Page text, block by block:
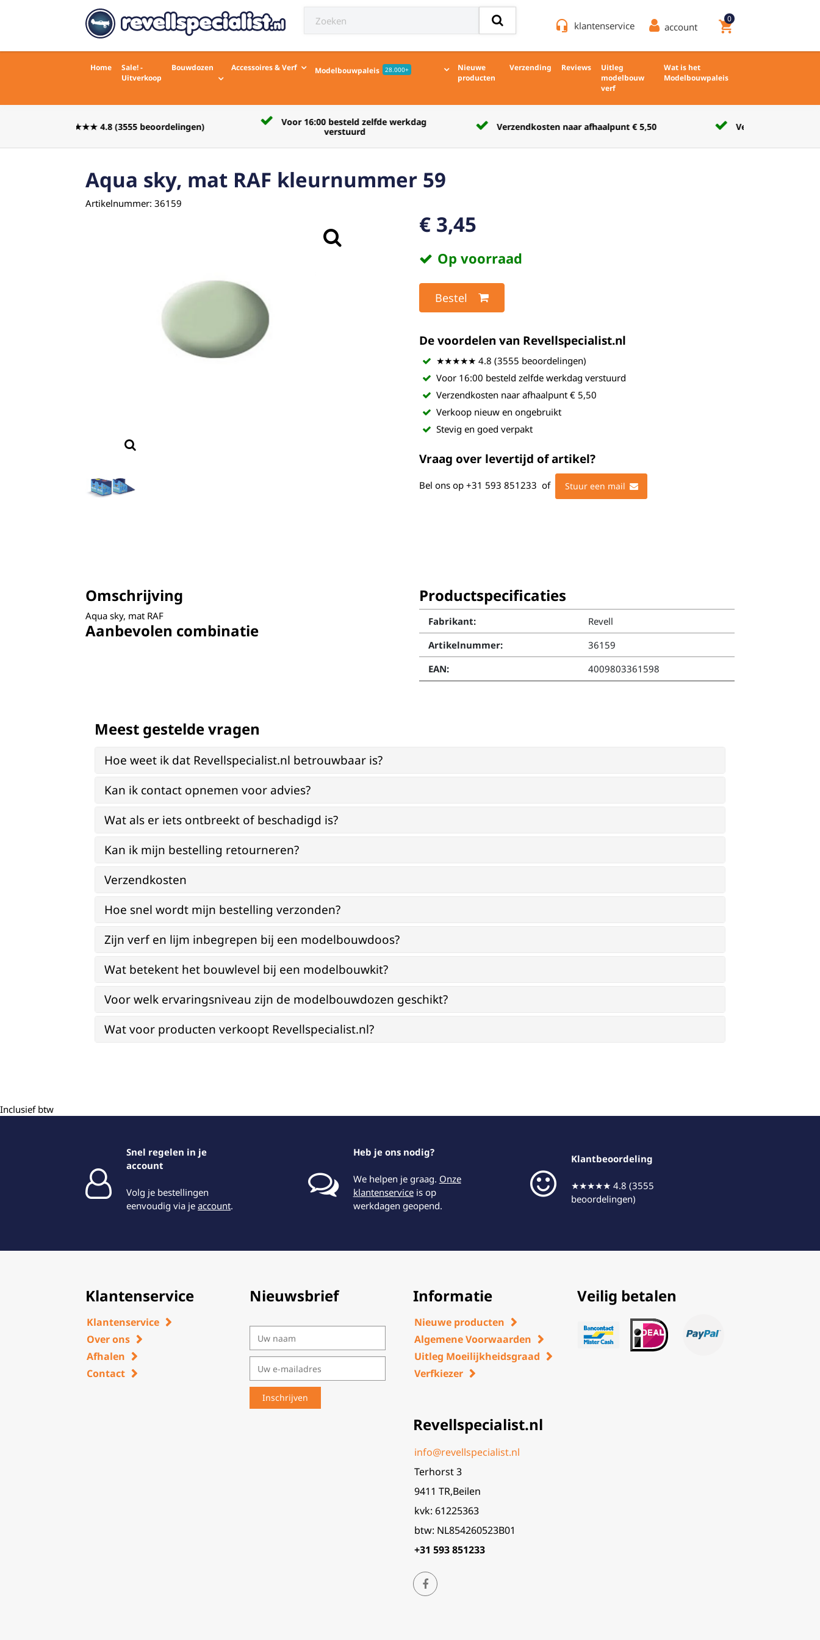
headset_mic klantenservice account shopping_cart
0
Home
Sale! -
Uitverkoop
Bouwdozen Accessoires & Verf Modelbouwpaleis 28.000+
Nieuwe
producten
Verzending Reviews
Uitleg
modelbouw
verf
Wat is het
Modelbouwpaleis
Voor 16:00 besteld zelfde werkdag
verstuurd
Verzendkosten naar afhaalpunt € 5,50 Verkoop nieuw en ongebruikt
Aqua sky, mat RAF kleurnummer 59
Artikelnummer: 36159
€ 3,45
Op voorraad
Bestel
De voordelen van Revellspecialist.nl
★★★★★ 4.8 (3555 beoordelingen)
Voor 16:00 besteld zelfde werkdag verstuurd
Verzendkosten naar afhaalpunt € 5,50
Verkoop nieuw en ongebruikt
Stevig en goed verpakt
Vraag over levertijd of artikel?
Bel ons op +31 593 851233 of Stuur een mail
Omschrijving
Aqua sky, mat RAF
Aanbevolen combinatie
Productspecificaties
Fabrikant:
Revell
Artikelnummer:
36159
EAN:
4009803361598
Meest gestelde vragen
Hoe weet ik dat Revellspecialist.nl betrouwbaar is?
Kan ik contact opnemen voor advies?
Wat als er iets ontbreekt of beschadigd is?
Kan ik mijn bestelling retourneren?
Verzendkosten
Hoe snel wordt mijn bestelling verzonden?
Zijn verf en lijm inbegrepen bij een modelbouwdoos?
Wat betekent het bouwlevel bij een modelbouwkit?
Voor welk ervaringsniveau zijn de modelbouwdozen geschikt?
Wat voor producten verkoopt Revellspecialist.nl?
Inclusief btw
Snel regelen in je
account
Volg je bestellingen
eenvoudig via je account.
Heb je ons nodig?
We helpen je graag. Onze
klantenserviceis op
werkdagen geopend.
Klantbeoordeling
★★★★★ 4.8 (3555
beoordelingen)
Klantenservice
Klantenservice
Over ons
Afhalen
Contact
Nieuwsbrief Informatie
Nieuwe producten
Algemene Voorwaarden
Uitleg Moeilijkheidsgraad
Verfkiezer
Revellspecialist.nl
info@revellspecialist.nl
Terhorst 3
9411 TR,Beilen
kvk: 61225363
btw: NL854260523B01
+31 593 851233
Veilig betalen